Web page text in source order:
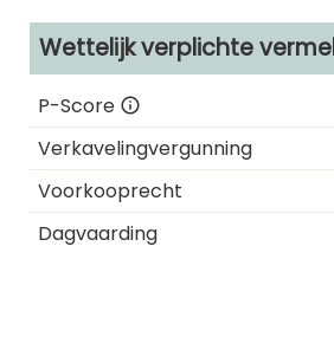
Wettelijk verplichte
P-Score
Verkavelingvergunning
Voorkooprecht
Dagvaarding